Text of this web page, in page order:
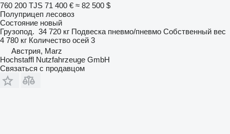
760 200 TJS 71 400 € ≈ 82 500 $
Полуприцеп лесовоз
Состояние новый
Грузопод. 34 720 кг Подвеска пневмо/пневмо Собственный вес
4 780 кг Количество осей 3
Австрия, Marz
Hochstaffl Nutzfahrzeuge GmbH
Связаться с продавцом